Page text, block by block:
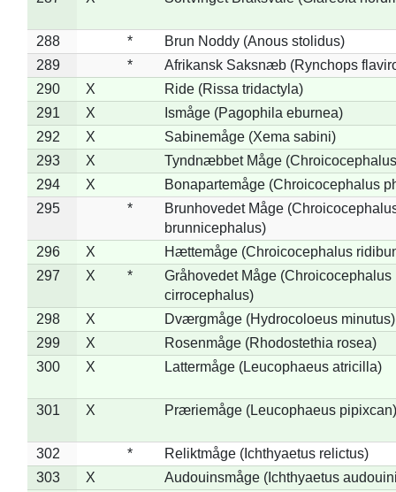
288 *
Brun Noddy (Anous stolidus)
289
*
Afrikansk Saksnæb (Rynchops
290
X
Ride (Rissa tridactyla)
291
X
Ismåge (Pagophila eburnea)
292
X
Sabinemåge (Xema sabini)
293
X
Tyndnæbbet Måge
294
X
Bonapartemåge (Chroicocephalus
295
*
Brunhovedet Måge
brunnicephalus)
296
X
Hættemåge (Chroicocephalus
297
X *
Gråhovedet Måge (Chroicocephalus
cirrocephalus)
298
X
Dværgmåge (Hydrocoloeus minutus)
299
X
Rosenmåge (Rhodostethia rosea)
300
X Lattermåge (Leucophaeus atricilla)
301 X Præriemåge (Leucophaeus pipixcan)
302 *
Reliktmåge (Ichthyaetus relictus)
303
X
Audouinsmåge (Ichthyaetus